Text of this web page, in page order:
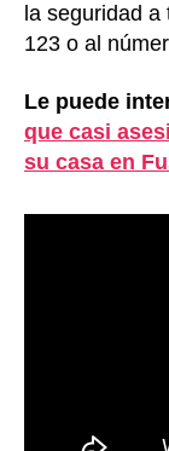
la seguridad
123 o al
Le puede
que casi
su casa en